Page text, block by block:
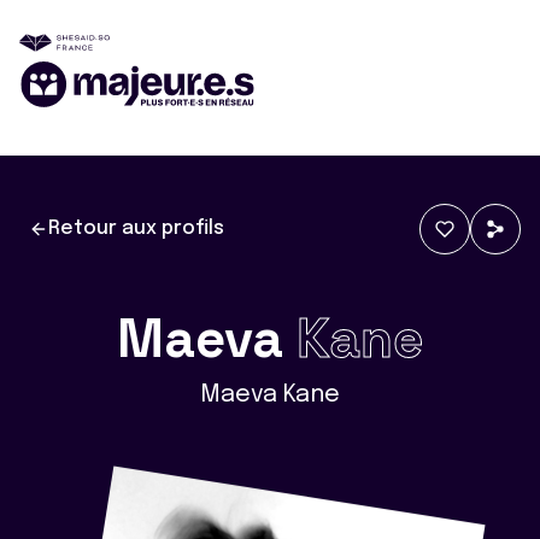
Retour aux profils
Maeva Kane
Maeva Kane